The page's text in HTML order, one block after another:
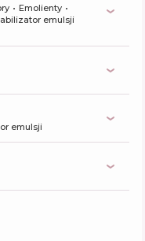
Emolienty
emulsji
emulsji